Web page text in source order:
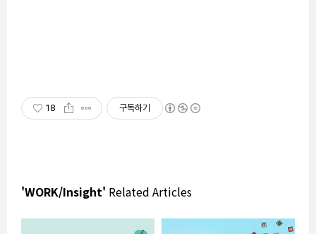
18 구독하기
'WORK/Insight' Related Articles